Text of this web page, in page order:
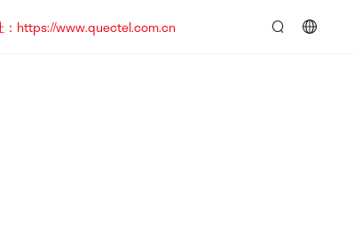
：https://www.quectel.com.cn